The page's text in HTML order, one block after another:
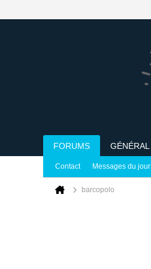
FORUMS GÉNÉRAL
Contact Messages du jour
barcopolo